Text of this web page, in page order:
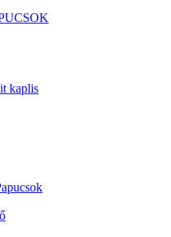
kaplis